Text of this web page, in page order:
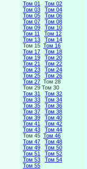
Том 01
Том 02
Том 03
Том 04
Том 05
Том 06
Том 07
Том 08
Том 09
Том 10
Том 11
Том 12
Том 13
Том 14
Том 15 Том 16
Том 17
Том 18
Том 19
Том 20
Том 21
Том 22
Том 23
Том 24
Том 25
Том 26
Том 27 Том 28
Том 29 Том 30
Том 31
Том 32
Том 33
Том 34
Том 35
Том 36
Том 37
Том 38
Том 39
Том 40
Том 41
Том 42
Том 43
Том 44
Том 45 Том 46
Том 47
Том 48
Том 49
Том 50
Том 51
Том 52
Том 53
Том 54
Том 55